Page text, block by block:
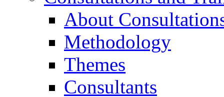
About
Methodology
Themes
Consultants